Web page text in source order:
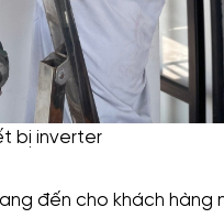
bị inverter
đến cho khách